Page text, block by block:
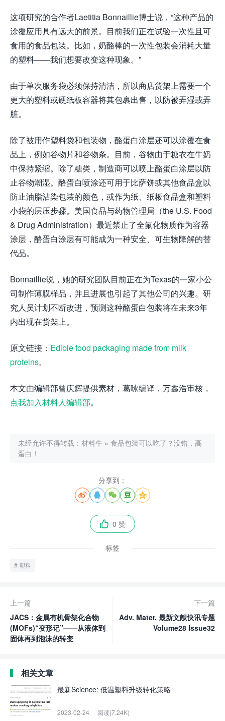
这项研究的合作者Laetitia Bonnaillie博士说，“这种产品的
涂覆应用具有远大的前景。目前我们正在试验一次性且可
食用的食品包装。比如，奶酪棒的一次性包装会消耗大量
的塑料——我们想要改变这种现象。”
由于单次服务袋必须保持清洁，所以商店货架上需要一个
更大的塑料或硬纸板容器将其包裹出售，以防被弄湿或弄
脏。
除了被用作塑料袋和包装物，酪蛋白涂层还可以涂覆在食
品上，例如谷物片和谷物条。目前，谷物由于糖衣在牛奶
中保持紧缩。除了糖类，制造商可以喷上酪蛋白涂层以防
止谷物潮湿。酪蛋白喷涂还可用于比萨饼或其他食品盒以
防止油脂沾染包装的颜色，或作为纸、纸板食品盒和塑料
小袋的层压步骤。美国食品与药物管理局（the U.S. Food
& Drug Administration）最近禁止了全氟化物质作为容器
涂层，酪蛋白涂层有可能成为一种安全、可生物降解的替
代品。
Bonnaillie说，她的研究团队目前正在为Texas的一家小公
司制作薄膜样品，并且进展也引起了其他公司的兴趣。研
究人员计划不断改进，预测这种酪蛋白包装将在未来3年
内出现在货架上。
原文链接： Edible food packaging made from milk
proteins。
本文由编辑部曾庆辉提供素材，葛咏编译，万鑫浩审核，
点我加入材料人编辑部。
未经允许不得转载： 材料牛 » 食品包装可以吃了？没错，高
蛋白！
分享到：
    
 0 赞
标签
塑料
上一篇
JACS：金属有机骨架化合物
(MOFs)“变形记”——从液体到
固体再到泡沫的转变
下一篇
Adv. Mater. 最新文献快讯专题
Volume28 Issue32
相关文章
最新Science: 低温塑料升级转化策略
2023-02-24 阅读(7.24K)